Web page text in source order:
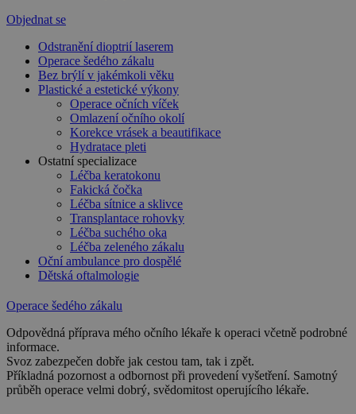
Objednat se
Odstranění dioptrií laserem
Operace šedého zákalu
Bez brýlí v jakémkoli věku
Plastické a estetické výkony
Operace očních víček
Omlazení očního okolí
Korekce vrásek a beautifikace
Hydratace pleti
Ostatní specializace
Léčba keratokonu
Fakická čočka
Léčba sítnice a sklivce
Transplantace rohovky
Léčba suchého oka
Léčba zeleného zákalu
Oční ambulance pro dospělé
Dětská oftalmologie
Operace šedého zákalu
Odpovědná příprava mého očního lékaře k operaci včetně podrobné
informace.
Svoz zabezpečen dobře jak cestou tam, tak i zpět.
Příkladná pozornost a odbornost při provedení vyšetření. Samotný
průběh operace velmi dobrý, svědomitost operujícího lékaře.